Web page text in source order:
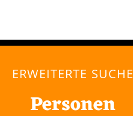
ERWEITERTE SUCHE
Personen